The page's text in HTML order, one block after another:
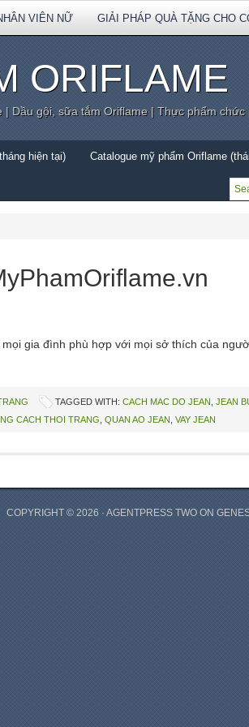
VIÊN NỮ GIẢI PHÁP QUÀ TẶNG CHO
ORIFLAME
Dầu gội, sữa tắm Oriflame | Thực phẩm chức
hiện tại) Catalogue mỹ phẩm Oriflame
gia đình phù hợp với mọi sở thích của
TAGGED WITH: CACH MAC DO JEAN JEAN
CACH THOI TRANG QUAN AO JEAN VAY JEAN
COPYRIGHT © 2026 ·AGENTPRESS TWOON